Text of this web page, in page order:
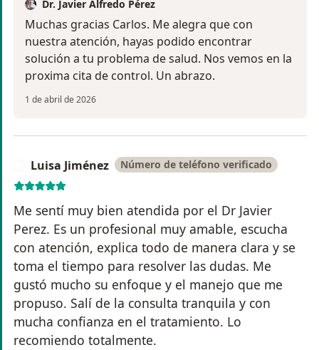
Dr. Javier Alfredo Pérez
Muchas gracias Carlos. Me alegra que con
nuestra atención, hayas podido encontrar
solución a tu problema de salud. Nos vemos en la
proxima cita de control. Un abrazo.
1 de abril de 2026
Luisa Jiménez Número de teléfono verificado
Me sentí muy bien atendida por el Dr Javier
Perez. Es un profesional muy amable, escucha
con atención, explica todo de manera clara y se
toma el tiempo para resolver las dudas. Me
gustó mucho su enfoque y el manejo que me
propuso. Salí de la consulta tranquila y con
mucha confianza en el tratamiento. Lo
recomiendo totalmente.